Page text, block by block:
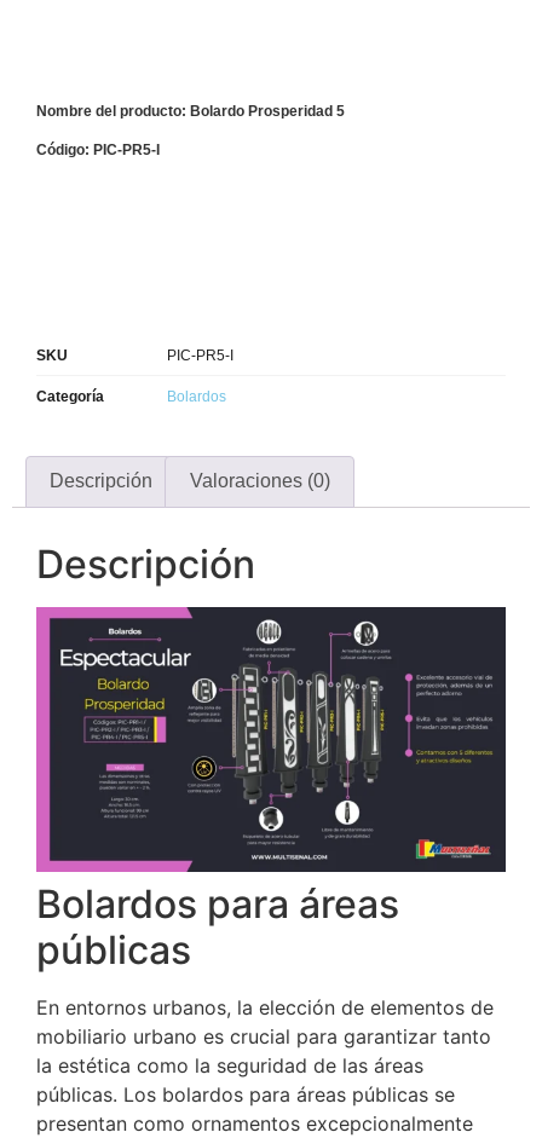
Nombre del producto: Bolardo Prosperidad 5
Código: PIC-PR5-I
SKU PIC-PR5-I
Categoría Bolardos
Descripción Valoraciones (0)
Descripción
Bolardos para áreas
públicas
En entornos urbanos, la elección de elementos de
mobiliario urbano es crucial para garantizar tanto
la estética como la seguridad de las áreas
públicas. Los bolardos para áreas públicas se
presentan como ornamentos excepcionalmente